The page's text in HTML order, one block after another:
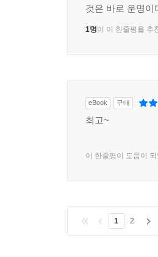
것은 바로 운명이
1명이 이 한줄평을 추
eBook 구매
최고~
이 한줄평이 도움이
1 2